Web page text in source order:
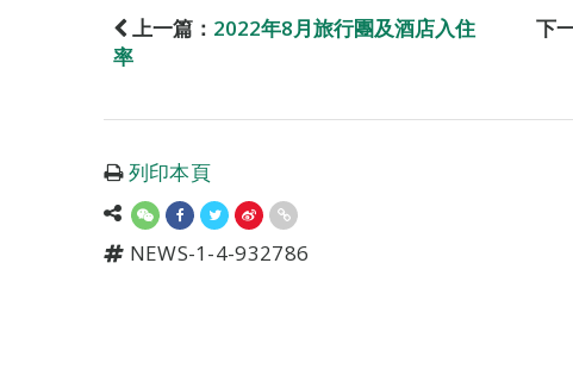
上一篇： 2022年8月旅行團及酒店入住
率
下
列印本頁
NEWS-1-4-932786